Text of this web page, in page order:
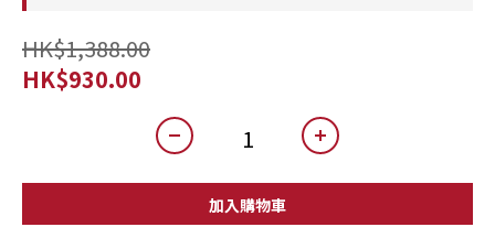
HK$1,388.00
HK$930.00
加入購物車